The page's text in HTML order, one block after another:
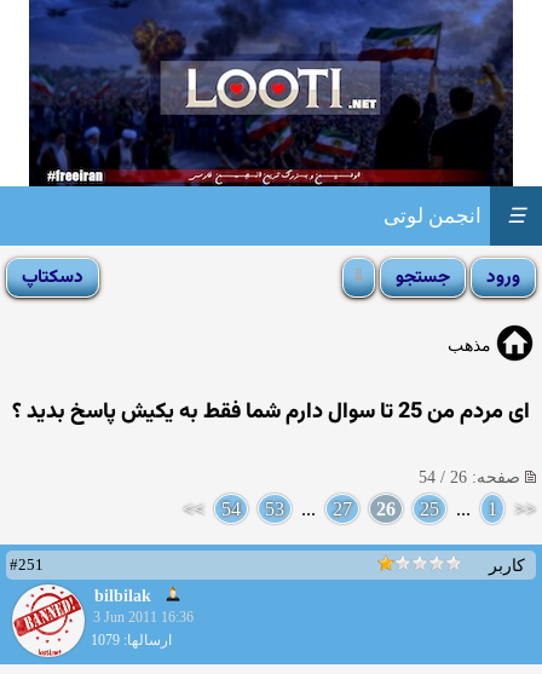
انجمن لوتی ☰
مذهب
ای مردم من 25 تا سوال دارم شما فقط به یکیش پاسخ بدید ؟
صفحه: 26 / 54
<<
1
...
25
26
27
...
53
54
>>
کاربر
#251
bilbilak
3 Jun 2011 16:36
ارسالها: 1079